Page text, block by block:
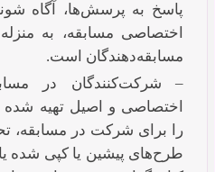
پاسخ به پرسش‌ها، آگاه
اختصاصی مسابقه، به
مسابقه‌دهندگان است.
– شرکت‌کنندگان در
اختصاصی و اصیل تهیه
را برای شرکت در مسابقه،‌
طرح‌های پیشین یا کپی شده